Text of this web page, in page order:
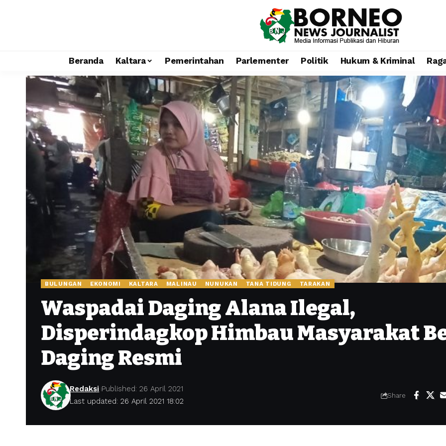
Beranda Kaltara Pemerintahan Parlementer Politik Hukum & Kriminal
BULUNGAN EKONOMI KALTARA MALINAU NUNUKAN TANA TIDUNG TARAKAN
Waspadai Daging Alana Ilegal,
Disperindagkop Himbau Masyarakat
Daging Resmi
Last updated: 26 April 2021 18:02
Redaksi Published: 26 April 2021
Share